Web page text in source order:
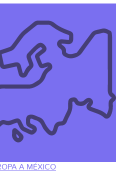
A MÉXICO